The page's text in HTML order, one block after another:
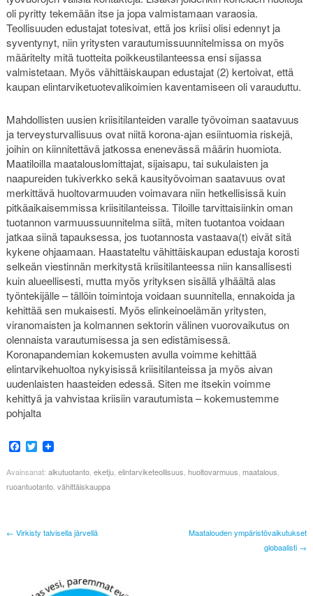
oli pyritty tekemään itse ja jopa valmistamaan varaosia.
Teollisuuden edustajat totesivat, että jos kriisi olisi edennyt ja
syventynyt, niin yritysten varautumissuunnitelmissa on myös
määritelty mitä tuotteita poikkeustilanteessa ensi sijassa
valmistetaan. Myös vähittäiskaupan edustajat (2) kertoivat, että
kaupan elintarviketuotevalikoimien kaventamiseen oli varauduttu.
Mahdollisten uusien kriisitilanteiden varalle työvoiman saatavuus
ja terveysturvallisuus ovat niitä korona-ajan esiintuomia riskejä,
joihin on kiinnitettävä jatkossa enenevässä määrin huomiota.
Maatiloilla maatalouslomittajat, sijaisapu, tai sukulaisten ja
naapureiden tukiverkko sekä kausityövoiman saatavuus ovat
merkittävä huoltovarmuuden voimavara niin hetkellisissä kuin
pitkäaikaisemmissa kriisitilanteissa. Tiloille tarvittaisiinkin oman
tuotannon varmuussuunnitelma siitä, miten tuotantoa voidaan
jatkaa siinä tapauksessa, jos tuotannosta vastaava(t) eivät sitä
kykene ohjaamaan. Haastateltu vähittäiskaupan edustaja korosti
selkeän viestinnän merkitystä kriisitilanteessa niin kansallisesti
kuin alueellisesti, mutta myös yrityksen sisällä ylhäältä alas
työntekijälle – tällöin toimintoja voidaan suunnitella, ennakoida ja
kehittää sen mukaisesti. Myös elinkeinoelämän yritysten,
viranomaisten ja kolmannen sektorin välinen vuorovaikutus on
olennaista varautumisessa ja sen edistämisessä.
Koronapandemian kokemusten avulla voimme kehittää
elintarvikehuoltoa nykyisissä kriisitilanteissa ja myös aivan
uudenlaisten haasteiden edessä. Siten me itsekin voimme
kehittyä ja vahvistaa kriisiin varautumista – kokemustemme
pohjalta
Facebook
Twitter
Avainsanat: alkutuotanto, eketju, elintarviketeollisuus, huoltovarmuus, maatalous,
ruoantuotanto, vähittäiskauppa
← Virkisty talvisella järvellä
Maatalouden ympäristövaikutukset
globaalisti →